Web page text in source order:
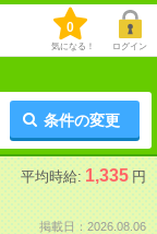
0
気になる！ ログイン
条件の変更
平均時給: 1,335 円
掲載日：2026.08.06